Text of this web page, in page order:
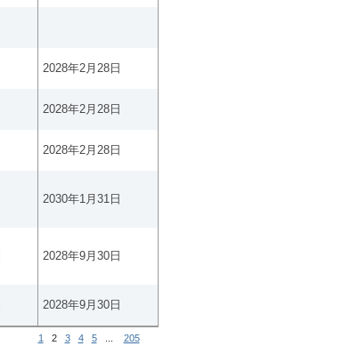
2028年2月28日
2028年2月28日
2028年2月28日
2030年1月31日
2028年9月30日
2028年9月30日
1 2 3 4 5 205